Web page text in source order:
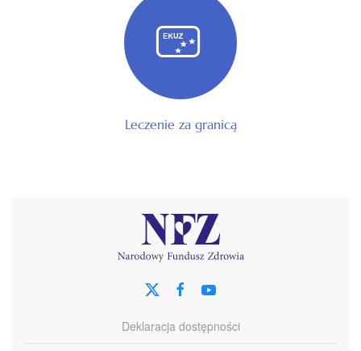
Leczenie za granicą
Deklaracja dostępności